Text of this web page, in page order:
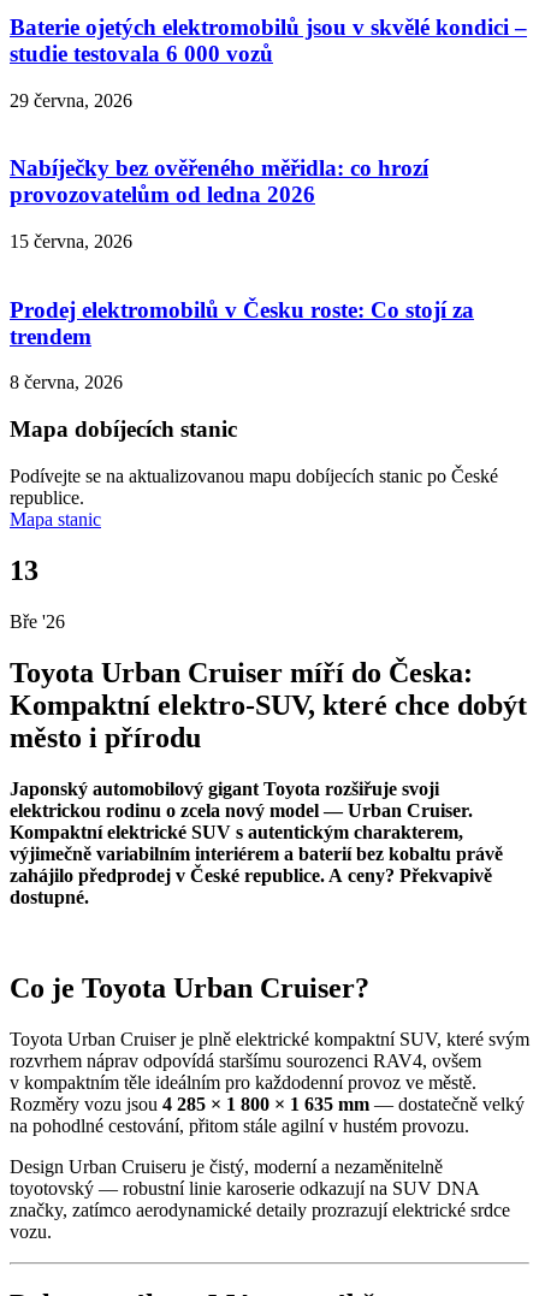
Baterie ojetých elektromobilů jsou v skvělé kondici –
studie testovala 6 000 vozů
29 června, 2026
Nabíječky bez ověřeného měřidla: co hrozí
provozovatelům od ledna 2026
15 června, 2026
Prodej elektromobilů v Česku roste: Co stojí za
trendem
8 června, 2026
Mapa dobíjecích stanic
Podívejte se na aktualizovanou mapu dobíjecích stanic po České
republice.
Mapa stanic
13
Bře '26
Toyota Urban Cruiser míří do Česka:
Kompaktní elektro-SUV, které chce dobýt
město i přírodu
Japonský automobilový gigant Toyota rozšiřuje svoji
elektrickou rodinu o zcela nový model — Urban Cruiser.
Kompaktní elektrické SUV s autentickým charakterem,
výjimečně variabilním interiérem a baterií bez kobaltu právě
zahájilo předprodej v České republice. A ceny? Překvapivě
dostupné.
Co je Toyota Urban Cruiser?
Toyota Urban Cruiser je plně elektrické kompaktní SUV, které svým
rozvrhem náprav odpovídá staršímu sourozenci RAV4, ovšem
v kompaktním těle ideálním pro každodenní provoz ve městě.
Rozměry vozu jsou 4 285 × 1 800 × 1 635 mm — dostatečně velký
na pohodlné cestování, přitom stále agilní v hustém provozu.
Design Urban Cruiseru je čistý, moderní a nezaměnitelně
toyotovský — robustní linie karoserie odkazují na SUV DNA
značky, zatímco aerodynamické detaily prozrazují elektrické srdce
vozu.